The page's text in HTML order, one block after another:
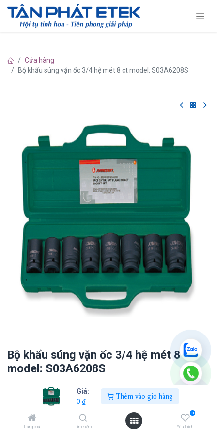
Giá:
0 ₫
Thêm vào giỏ hàng
Trang chủ Tìm kiếm
0
Yêu thích
Cửa hàng
Bộ khẩu súng vặn ốc 3/4 hệ mét 8 ct model: S03A6208S
Bộ khẩu súng vặn ốc 3/4 hệ mét 8 ct
model: S03A6208S
Thêm vào giỏ hàng